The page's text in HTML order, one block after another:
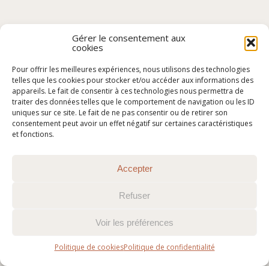
Gérer le consentement aux
cookies
Pour offrir les meilleures expériences, nous utilisons des technologies
telles que les cookies pour stocker et/ou accéder aux informations des
appareils. Le fait de consentir à ces technologies nous permettra de
traiter des données telles que le comportement de navigation ou les ID
uniques sur ce site. Le fait de ne pas consentir ou de retirer son
consentement peut avoir un effet négatif sur certaines caractéristiques
et fonctions.
Accepter
Refuser
Voir les préférences
Politique de cookiesPolitique de confidentialité